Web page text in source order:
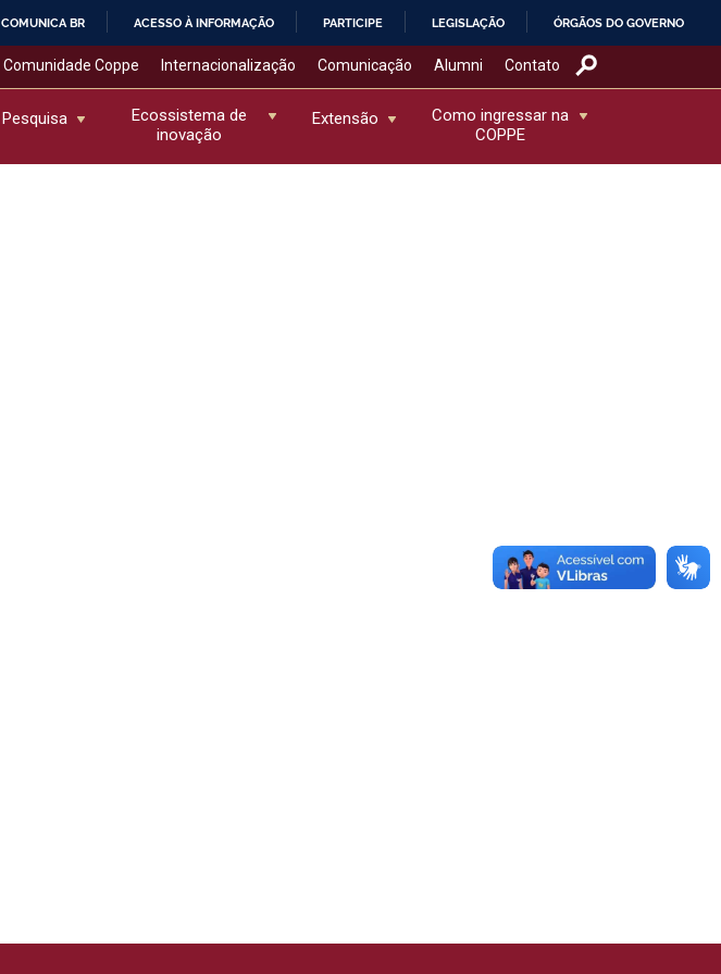
COMUNICA BR ACESSO À INFORMAÇÃO PARTICIPE LEGISLAÇÃO ÓRGÃOS DO GOVERNO
Comunidade Coppe Internacionalização Comunicação Alumni Contato
Pesquisa
Ecossistema de
inovação
Extensão
Como ingressar na
COPPE